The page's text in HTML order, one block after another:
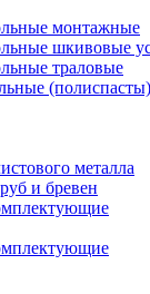
монтажные
шкивовые
траловые
(полиспасты)
металла
и бревен